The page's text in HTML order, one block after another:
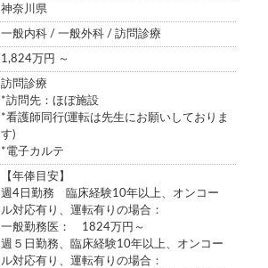
神奈川県
一般内科 / 一般外科 / 訪問診療
1,824万円 ～
訪問診療
*訪問先：ほぼ施設
*看護師同行(運転は先生にお願いしておりま
す)
*電子カルテ
【年俸目安】
週4日勤務 臨床経験10年以上、オンコー
ル対応有り、運転有りの場合：
一般勤務医： 1824万円～
週５日勤務、臨床経験10年以上、オンコー
ル対応有り、運転有りの場合：